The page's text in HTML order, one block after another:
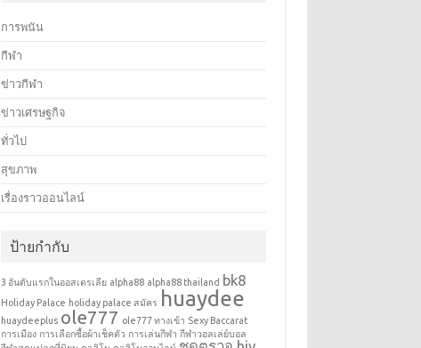
การพนัน
กีฬา
ข่าวกีฬา
ข่าวเศรษฐกิจ
ทั่วไป
สุขภาพ
เรื่องราวออนไลน์
ป้ายกำกับ
3 อันดับแรกในออสเตรเลีย alpha88 alpha88 thailand bk8
Holiday Palace holiday palace สมัคร huaydee
huaydeeplus ole777 ole777 ทางเข้า Sexy Baccarat
การเมือง การเลือกซื้อผ้าเช็คตัว การเล่นกีฬา กีฬาวอลเล่ย์บอล